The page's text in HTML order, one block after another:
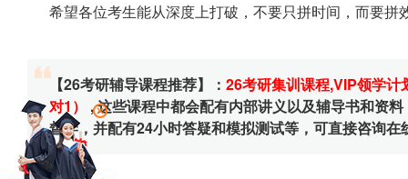
希望各位考生能从深度上打破，不要只拼时间，而要拼
【26考研辅导课程推荐】： 26考研集训课程,VIP领学计
对1）
, 这些课程中都会配有内部讲义以及辅导书和资
督学，并配有24小时答疑和模拟测试等，可直接咨询